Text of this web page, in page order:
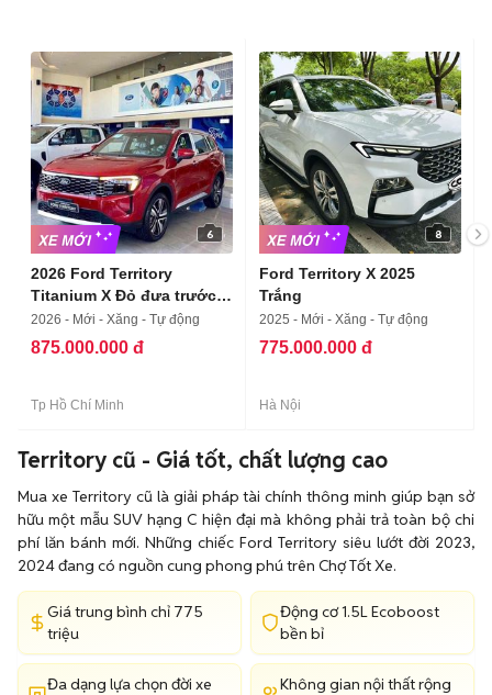
6
2026 Ford Territory
Titanium X Đỏ đưa trước
250tr0
2026 - Mới - Xăng - Tự động
875.000.000 đ
Tp Hồ Chí Minh
8
Ford Territory X 2025
Trắng
2025 - Mới - Xăng - Tự động
775.000.000 đ
Hà Nội
Territory cũ - Giá tốt, chất lượng cao
Mua xe Territory cũ là giải pháp tài chính thông minh giúp bạn sở
hữu một mẫu SUV hạng C hiện đại mà không phải trả toàn bộ chi
phí lăn bánh mới. Những chiếc Ford Territory siêu lướt đời 2023,
2024 đang có nguồn cung phong phú trên Chợ Tốt Xe.
Giá trung bình chỉ 775
triệu
Động cơ 1.5L Ecoboost
bền bỉ
Đa dạng lựa chọn đời xe
Không gian nội thất rộng